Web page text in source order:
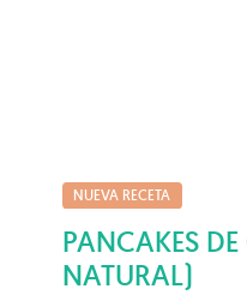
NUEVA RECETA
PANCAKES
NATURAL)